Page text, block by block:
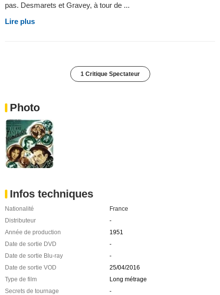
pas. Desmarets et Gravey, à tour de ...
Lire plus
1 Critique Spectateur
Photo
Infos techniques
Nationalité
France
Distributeur
-
Année de production
1951
Date de sortie DVD
-
Date de sortie Blu-ray
-
Date de sortie VOD
25/04/2016
Type de film
Long métrage
Secrets de tournage
-